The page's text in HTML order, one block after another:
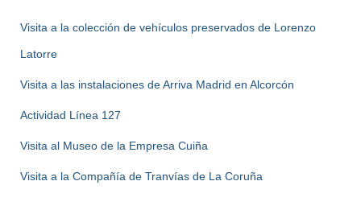
Visita a la colección de vehículos preservados de Lorenzo
Latorre
Visita a las instalaciones de Arriva Madrid en Alcorcón
Actividad Línea 127
Visita al Museo de la Empresa Cuiña
Visita a la Compañía de Tranvías de La Coruña